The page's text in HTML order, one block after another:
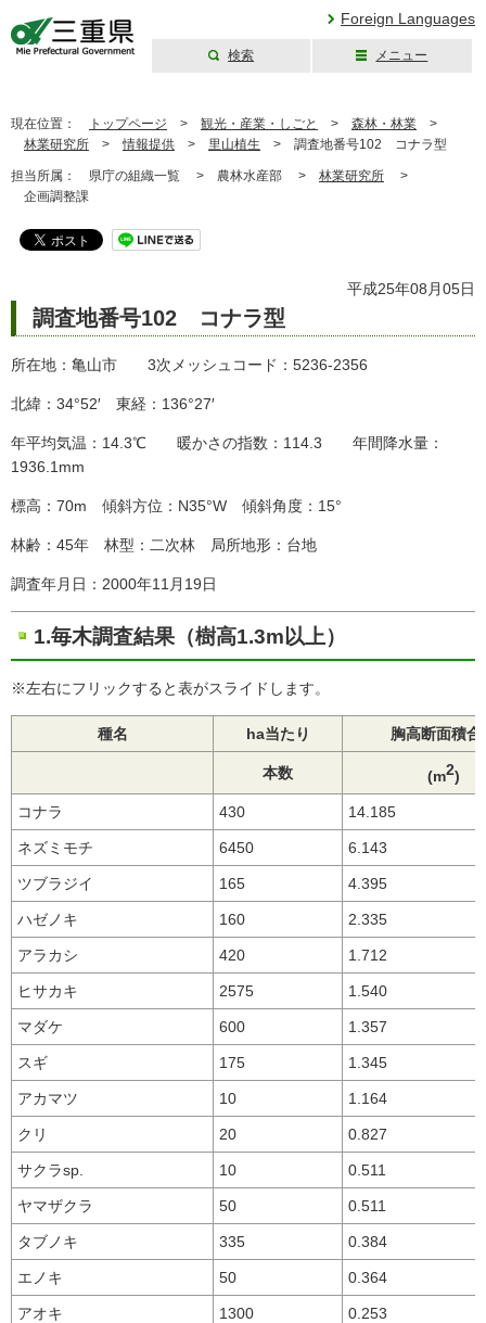
Foreign Languages
検索 メニュー
現在位置： トップページ > 観光・産業・しごと > 森林・林業 >
林業研究所 > 情報提供 > 里山植生 > 調査地番号102 コナラ型
担当所属： 県庁の組織一覧 > 農林水産部 > 林業研究所 >
企画調整課
平成25年08月05日
調査地番号102 コナラ型
所在地：亀山市 3次メッシュコード：5236-2356
北緯：34°52′ 東経：136°27′
年平均気温：14.3℃ 暖かさの指数：114.3 年間降水量：
1936.1mm
標高：70m 傾斜方位：N35°W 傾斜角度：15°
林齢：45年 林型：二次林 局所地形：台地
調査年月日：2000年11月19日
1.毎木調査結果（樹高1.3m以上）
※左右にフリックすると表がスライドします。
種名 ha当たり 胸高断面積合
本数 (m2)
コナラ 430 14.185
ネズミモチ 6450 6.143
ツブラジイ 165 4.395
ハゼノキ 160 2.335
アラカシ 420 1.712
ヒサカキ 2575 1.540
マダケ 600 1.357
スギ 175 1.345
アカマツ 10 1.164
クリ 20 0.827
サクラsp. 10 0.511
ヤマザクラ 50 0.511
タブノキ 335 0.384
エノキ 50 0.364
アオキ 1300 0.253